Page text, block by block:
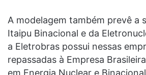
A modelagem também prevê a
Itaipu Binacional e da
a Eletrobras possui nessas
repassadas à Empresa
em Energia Nuclear e